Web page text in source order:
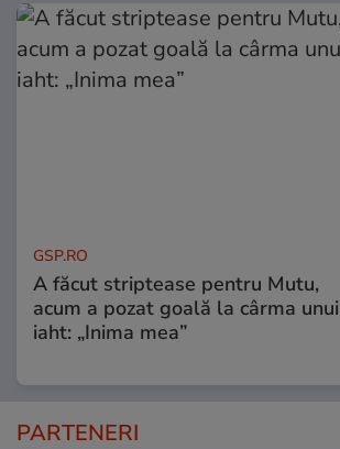
GSP.RO
A făcut striptease pentru Mutu,
acum a pozat goală la cârma unui
iaht: „Inima mea”
PARTENERI